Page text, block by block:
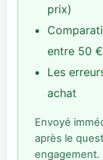
prix)
entre 50
Les
achat
Envoyé
après le
engagement.